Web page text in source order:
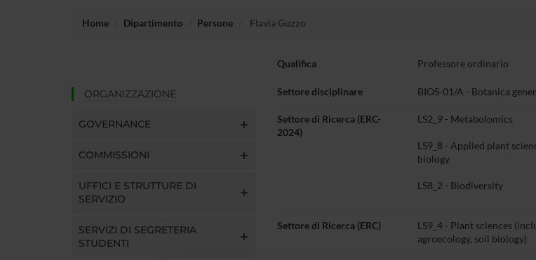
Home Dipartimento Persone Flavia Guzzo
ORGANIZZAZIONE
GOVERNANCE
COMMISSIONI
UFFICI E STRUTTURE DI
SERVIZIO
SERVIZI DI SEGRETERIA
STUDENTI
Qualifica Professore ordinario
Settore disciplinare BIOS-01/A - Botanica
Settore di Ricerca (ERC-
2024)
LS2_9 - Metabolomics
LS9_8 - Applied plant
biology
LS8_2 - Biodiversity
Settore di Ricerca (ERC)
LS9_4 - Plant sciences
agroecology, soil biology)